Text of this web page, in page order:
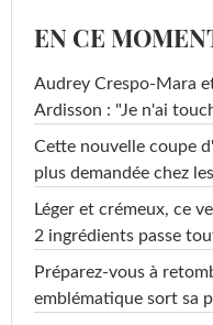
EN CE
Audrey Crespo-Mara
Ardisson : "Je n'ai
Cette nouvelle coupe
plus demandée chez
Léger et crémeux, ce
2 ingrédients passe
Préparez-vous à
emblématique sort sa